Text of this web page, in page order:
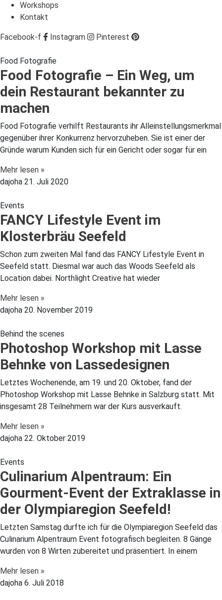
Workshops
Kontakt
Facebook-f Instagram Pinterest
Food Fotografie
Food Fotografie – Ein Weg, um
dein Restaurant bekannter zu
machen
Food Fotografie verhilft Restaurants ihr Alleinstellungsmerkmal
gegenüber ihrer Konkurrenz hervorzuheben. Sie ist einer der
Gründe warum Kunden sich für ein Gericht oder sogar für ein
Mehr lesen »
dajoha 21. Juli 2020
Events
FANCY Lifestyle Event im
Klosterbräu Seefeld
Schon zum zweiten Mal fand das FANCY Lifestyle Event in
Seefeld statt. Diesmal war auch das Woods Seefeld als
Location dabei. Northlight Creative hat wieder
Mehr lesen »
dajoha 20. November 2019
Behind the scenes
Photoshop Workshop mit Lasse
Behnke von Lassedesignen
Letztes Wochenende, am 19. und 20. Oktober, fand der
Photoshop Workshop mit Lasse Behnke in Salzburg statt. Mit
insgesamt 28 Teilnehmern war der Kurs ausverkauft.
Mehr lesen »
dajoha 22. Oktober 2019
Events
Culinarium Alpentraum: Ein
Gourment-Event der Extraklasse in
der Olympiaregion Seefeld!
Letzten Samstag durfte ich für die Olympiaregion Seefeld das
Culinarium Alpentraum Event fotografisch begleiten. 8 Gänge
wurden von 8 Wirten zubereitet und präsentiert. In einem
Mehr lesen »
dajoha 6. Juli 2018